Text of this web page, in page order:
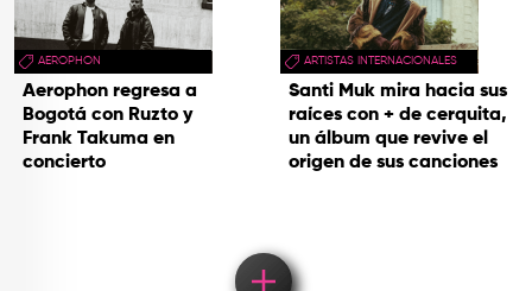
AEROPHON
Aerophon regresa a
Bogotá con Ruzto y
Frank Takuma en
concierto
ARTISTAS INTERNACIONALES
Santi Muk mira hacia sus
raíces con + de cerquita,
un álbum que revive el
origen de sus canciones